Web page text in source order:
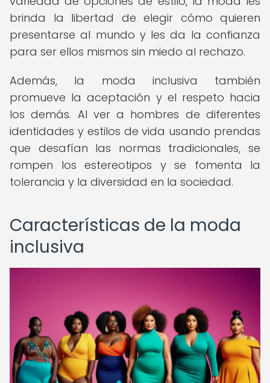
brinda la libertad de elegir cómo quieren
presentarse al mundo y les da la confianza
para ser ellos mismos sin miedo al rechazo.
Además, la moda inclusiva también
promueve la aceptación y el respeto hacia
los demás. Al ver a hombres de diferentes
identidades y estilos de vida usando prendas
que desafían las normas tradicionales, se
rompen los estereotipos y se fomenta la
tolerancia y la diversidad en la sociedad.
Características de la moda
inclusiva